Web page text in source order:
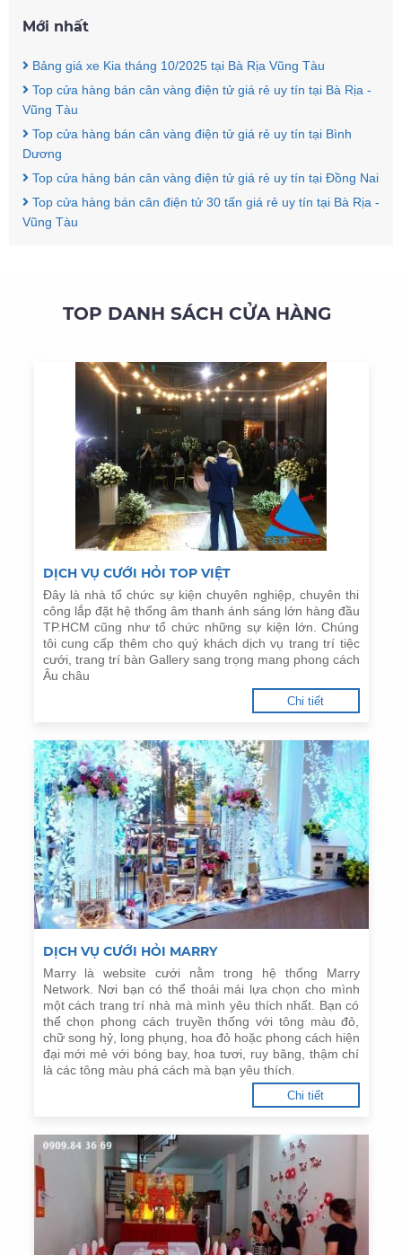
Mới nhất
Bảng giá xe Kia tháng 10/2025 tại Bà Rịa Vũng Tàu
Top cửa hàng bán cân vàng điện tử giá rẻ uy tín tại Bà Rịa -
Vũng Tàu
Top cửa hàng bán cân vàng điện tử giá rẻ uy tín tại Bình
Dương
Top cửa hàng bán cân vàng điện tử giá rẻ uy tín tại Đồng Nai
Top cửa hàng bán cân điện tử 30 tấn giá rẻ uy tín tại Bà Rịa -
Vũng Tàu
TOP DANH SÁCH CỬA HÀNG
DỊCH VỤ CƯỚI HỎI TOP VIỆT
Đây là nhà tổ chức sự kiện chuyên nghiệp, chuyên thi
công lắp đặt hệ thống âm thanh ánh sáng lớn hàng đầu
TP.HCM cũng như tổ chức những sự kiện lớn. Chúng
tôi cung cấp thêm cho quý khách dịch vụ trang trí tiệc
cưới, trang trí bàn Gallery sang trọng mang phong cách
Âu châu
Chi tiết
DỊCH VỤ CƯỚI HỎI MARRY
Marry là website cưới nằm trong hệ thống Marry
Network. Nơi bạn có thể thoải mái lựa chọn cho mình
một cách trang trí nhà mà mình yêu thích nhất. Bạn có
thể chọn phong cách truyền thống với tông màu đỏ,
chữ song hỷ, long phụng, hoa đỏ hoặc phong cách hiện
đại mới mẻ với bóng bay, hoa tươi, ruy băng, thậm chí
là các tông màu phá cách mà bạn yêu thích.
Chi tiết